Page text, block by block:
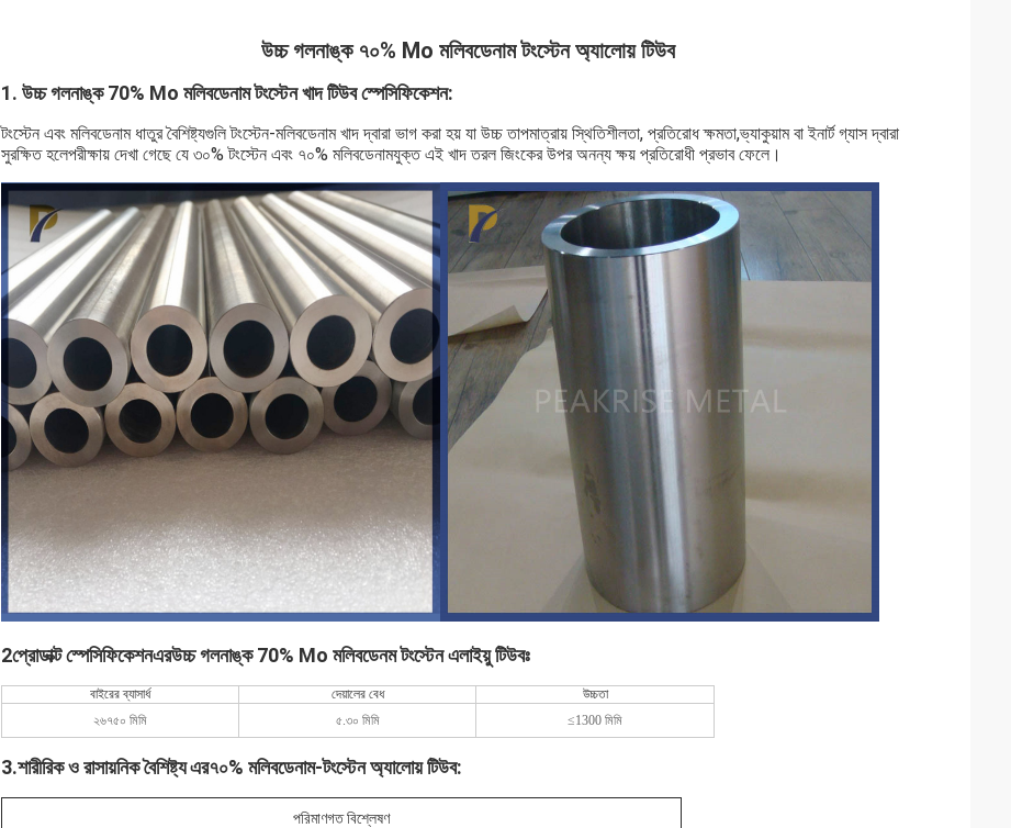
উচ্চ গলনাঙ্ক ৭০% Mo মলিবডেনাম টংস্টেন অ্যালোয় টিউব
1. উচ্চ গলনাঙ্ক 70% Mo মলিবডেনাম টংস্টেন খাদ টিউব স্পেসিফিকেশন:
টংস্টেন এবং মলিবডেনাম ধাতুর বৈশিষ্ট্যগুলি টংস্টেন-মলিবডেনাম খাদ দ্বারা ভাগ করা হয় যা উচ্চ তাপমাত্রায় স্থিতিশীলতা, প্রতিরোধ ক্ষমতা,ভ্যাকুয়াম বা ইনার্ট গ্যাস দ্বারা
সুরক্ষিত হলেপরীক্ষায় দেখা গেছে যে ৩০% টংস্টেন এবং ৭০% মলিবডেনামযুক্ত এই খাদ তরল জিংকের উপর অনন্য ক্ষয় প্রতিরোধী প্রভাব ফেলে।
2প্রোডাক্ট স্পেসিফিকেশনএরউচ্চ গলনাঙ্ক 70% Mo মলিবডেনম টংস্টেন এলাইয়ু টিউবঃ
বাইরের ব্যাসার্ধ দেয়ালের বেধ
উচ্চতা
২৬৭৫০ মিমি
৫.৩০ মিমি ≤1300 মিমি
3.শারীরিক ও রাসায়নিক বৈশিষ্ট্যএর৭০% মলিবডেনাম-টংস্টেন অ্যালোয় টিউব:
পরিমাণগত বিশ্লেষণ